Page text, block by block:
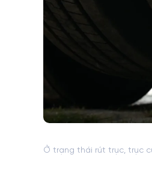
Ở trạng thái rút trục, trục